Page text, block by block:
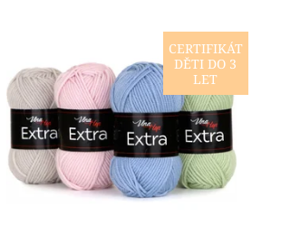
CERTIFIKÁT
DĚTI DO 3
LET
🧶 Extra od Vlna-Hep 🇨🇿 Když chceš
opravdu teplo. A opravdu jemnost. 💛
Extra od Vlna-Hep je silnější příze ze
100% merino vlny, která tě zahřeje...
Dostupnost:
Skladem 10 ks
Značka:
VLNA-HEP